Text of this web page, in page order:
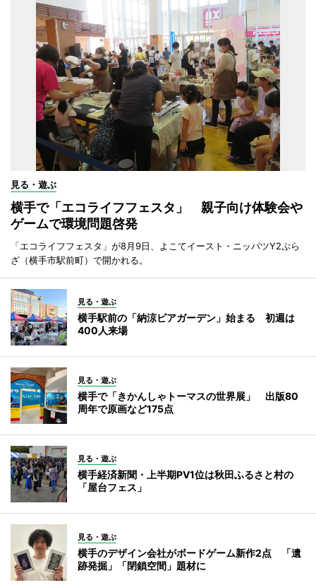
見る・遊ぶ
横手で「エコライフフェスタ」 親子向け体験会や
ゲームで環境問題啓発
「エコライフフェスタ」が8月9日、よこてイースト・ニッパツY2ぷら
ざ（横手市駅前町）で開かれる。
見る・遊ぶ
横手駅前の「納涼ビアガーデン」始まる 初週は
400人来場
見る・遊ぶ
横手で「きかんしゃトーマスの世界展」 出版80
周年で原画など175点
見る・遊ぶ
横手経済新聞・上半期PV1位は秋田ふるさと村の
「屋台フェス」
見る・遊ぶ
横手のデザイン会社がボードゲーム新作2点 「遺
跡発掘」「閉鎖空間」題材に